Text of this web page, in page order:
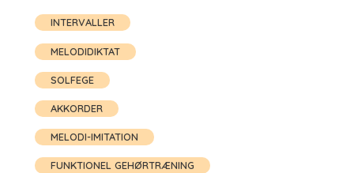
INTERVALLER
MELODIDIKTAT
SOLFEGE
AKKORDER
MELODI-IMITATION
FUNKTIONEL GEHØRTRÆNING